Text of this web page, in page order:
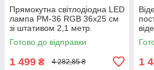
Прямокутна світлодіодна LED
лампа PM-36 RGB 36х25 см
зі штативом 2,1 метр.
Відеосвітло. Студійне світло.
Готово до відправки
1 499 ₴ 4 282,85 ₴ 1